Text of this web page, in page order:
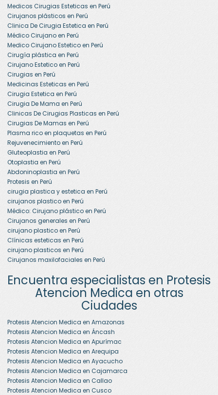
Medicos Cirugias Esteticas en Perú
Cirujanos plásticos en Perú
Clinica De Cirugia Estetica en Perú
Médico Cirujano en Perú
Medico Cirujano Estetico en Perú
Cirugía plástica en Perú
Cirujano Estetico en Perú
Cirugias en Perú
Medicinas Esteticas en Perú
Cirugia Estetica en Perú
Cirugia De Mama en Perú
Clinicas De Cirugias Plasticas en Perú
Cirugias De Mamas en Perú
Plasma rico en plaquetas en Perú
Rejuvenecimiento en Perú
Gluteoplastia en Perú
Otoplastia en Perú
Abdoninoplastia en Perú
Protesis en Perú
cirugia plastica y estetica en Perú
cirujanos plastico en Perú
Médico: Cirujano plástico en Perú
Cirujanos generales en Perú
cirujano plastico en Perú
Clínicas esteticas en Perú
cirujano plasticos en Perú
Cirujanos maxilofaciales en Perú
Encuentra especialistas en Protesis
Atencion Medica en otras
Ciudades
Protesis Atencion Medica en Amazonas
Protesis Atencion Medica en Áncash
Protesis Atencion Medica en Apurímac
Protesis Atencion Medica en Arequipa
Protesis Atencion Medica en Ayacucho
Protesis Atencion Medica en Cajamarca
Protesis Atencion Medica en Callao
Protesis Atencion Medica en Cusco